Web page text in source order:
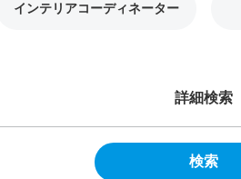
インテリアコーディネーター
詳細検索